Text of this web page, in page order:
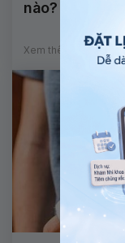
nào?
Xem thêm